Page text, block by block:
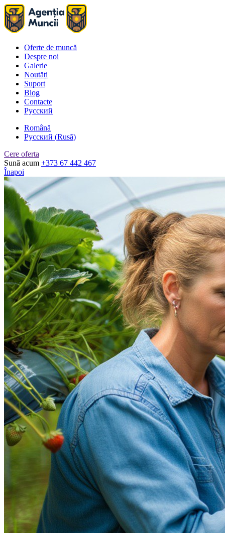
Oferte de muncă
Despre noi
Galerie
Noutăți
Suport
Blog
Contacte
Русский
Română
Русский (Rusă)
Cere oferta
Sună acum +373 67 442 467
Înapoi